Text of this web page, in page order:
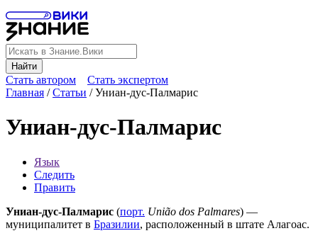
Найти
Стать автором
Стать экспертом
Главная /Статьи /Униан-дус-Палмарис
Униан-дус-Палмарис
Язык
Следить
Править
Униан-дус-Палмарис (порт. União dos Palmares) —
муниципалитет в Бразилии, расположенный в штате Алагоас.